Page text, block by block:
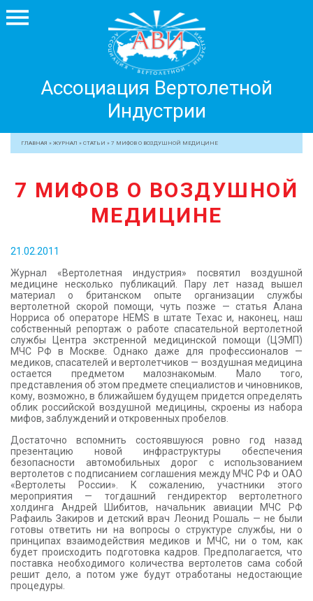
Ассоциация Вертолетной
Индустрии
Вертолетной
Индустрии
+7 499 755 99 29
ЧЛЕНЫ АВИ
МЕРОПРИЯТИЯ
ЖУРНАЛ
ПРЕССА
МЕДИА
КОНТАКТЫ
ГЛАВНАЯ » ЖУРНАЛ » СТАТЬИ » 7 МИФОВ О ВОЗДУШНОЙ МЕДИЦИНЕ
7 МИФОВ О ВОЗДУШНОЙ
МЕДИЦИНЕ
21.02.2011
Журнал «Вертолетная индустрия» посвятил воздушной
медицине несколько публикаций. Пару лет назад вышел
материал о британском опыте организации службы
вертолетной скорой помощи, чуть позже — статья Алана
Норриса об операторе HEMS в штате Техас и, наконец, наш
собственный репортаж о работе спасательной вертолетной
службы Центра экстренной медицинской помощи (ЦЭМП)
МЧС РФ в Москве. Однако даже для профессионалов —
медиков, спасателей и вертолетчиков — воздушная медицина
остается предметом малознакомым. Мало того,
представления об этом предмете специалистов и чиновников,
кому, возможно, в ближайшем будущем придется определять
облик российской воздушной медицины, скроены из набора
мифов, заблуждений и откровенных пробелов.
Достаточно вспомнить состоявшуюся ровно год назад
презентацию новой инфраструктуры обеспечения
безопасности автомобильных дорог с использованием
вертолетов с подписанием соглашения между МЧС РФ и ОАО
«Вертолеты России». К сожалению, участники этого
мероприятия — тогдашний гендиректор вертолетного
холдинга Андрей Шибитов, начальник авиации МЧС РФ
Рафаиль Закиров и детский врач Леонид Рошаль — не были
готовы ответить ни на вопросы о структуре службы, ни о
принципах взаимодействия медиков и МЧС, ни о том, как
будет происходить подготовка кадров. Предполагается, что
поставка необходимого количества вертолетов сама собой
решит дело, а потом уже будут отработаны недостающие
процедуры.